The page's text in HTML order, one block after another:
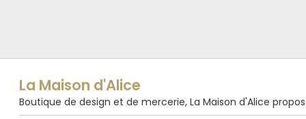
La Maison d'Alice
Boutique de design et de mercerie, La Maison d'Alice